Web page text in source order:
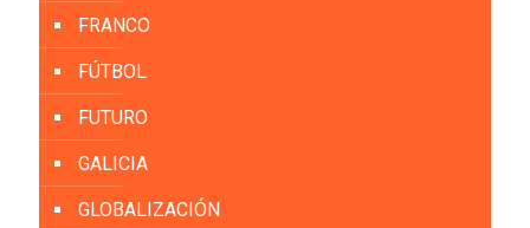
FRANCO
FÚTBOL
FUTURO
GALICIA
GLOBALIZACIÓN